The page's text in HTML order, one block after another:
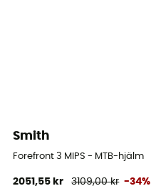
Smith
Forefront 3 MIPS - MTB-hjälm
2051,55 kr 3109,00 kr -34%